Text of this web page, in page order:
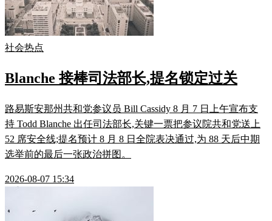
社会热点
Blanche 接棒司法部长,提名锁定过关
路易斯安那州共和党参议员 Bill Cassidy 8 月 7 日上午宣布支
持 Todd Blanche 出任司法部长,关键一票把参议院共和党送上
52 席安全线;提名预计 8 月 8 日全院表决通过,为 88 天后中期
选举前的最后一张政治拼图。
2026-08-07 15:34